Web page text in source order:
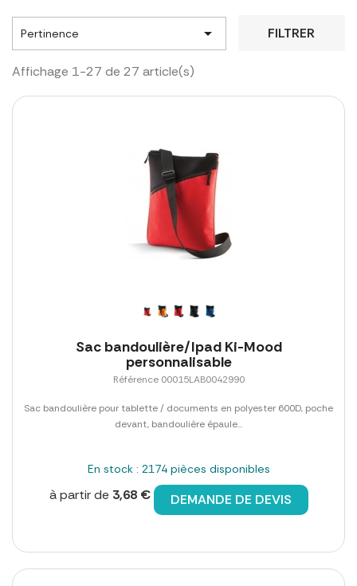
Pertinence  FILTRER
Affichage 1-27 de 27 article(s)
Sac bandoulière/Ipad Ki-Mood
personnalisable
Référence 00015LAB0042990
Sac bandoulière pour tablette / documents en polyester 600D, poche
devant, bandoulière épaule...
En stock : 2174 pièces disponibles
à partir de 3,68 € DEMANDE DE DEVIS